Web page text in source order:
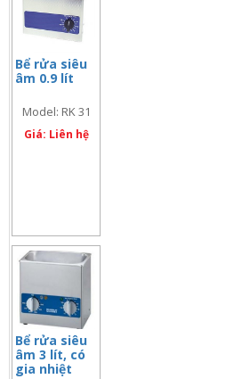
Bể rửa siêu
âm 0.9 lít
Model: RK 31
Giá: Liên hệ
Bể rửa siêu
âm 3 lít, có
gia nhiệt